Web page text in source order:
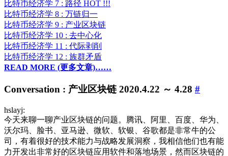
比特币经济学 7 : 路径 HOT !!!
比特币经济学 8 : 万链归一
比特币经济学 9 : 产业区块链
比特币经济学 10 : 去中心化
比特币经济学 11 : 代际剥削
比特币经济学 12 : 族群矛盾
READ MORE (更多文章)……
Conversation : 产业区块链 2020.4.22 ～ 4.28 #
hslayj:
今天来聊一聊产业区块链的问题。腾讯、阿里、百度、华为、
沃尔玛、脸书、亚马逊、微软、软银、谷歌都是非常牛的公
司，有着很好的技术能力与战略发展洞察，我相信他们也有能
力开发出非常好的区块链应用软件和落地场景，然而区块链的